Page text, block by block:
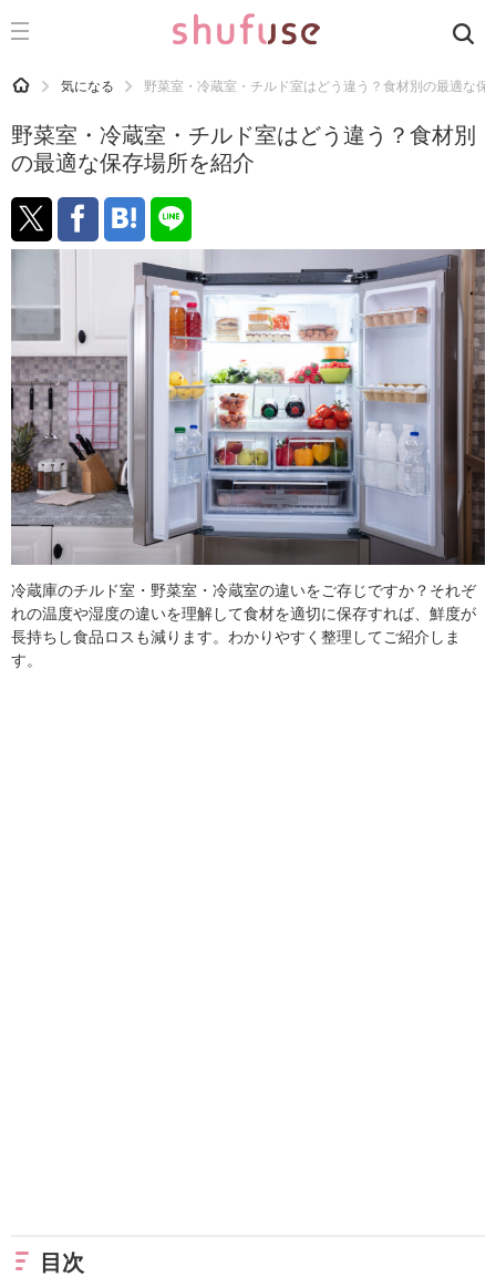
CATEGORY 記事カテゴリ
運気
洗濯
生活の知恵
お金
マナー
趣味
食材辞典
おすすめ
HOME 気になる 野菜室・冷蔵室・チルド室はどう違う？食材別の最適な保
野菜室・冷蔵室・チルド室はどう違う？食材別
の最適な保存場所を紹介
冷蔵庫のチルド室・野菜室・冷蔵室の違いをご存じですか？それぞ
れの温度や湿度の違いを理解して食材を適切に保存すれば、鮮度が
長持ちし食品ロスも減ります。わかりやすく整理してご紹介しま
す。
目次